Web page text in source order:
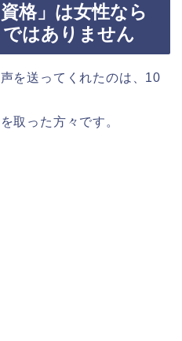
格」は女性なら
はありません
を送ってくれたのは、10
取った方々です。